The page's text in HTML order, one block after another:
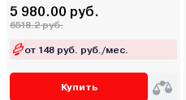
5 980.00 руб.
6518.2 руб.
от 148 руб. руб./мес.
Купить